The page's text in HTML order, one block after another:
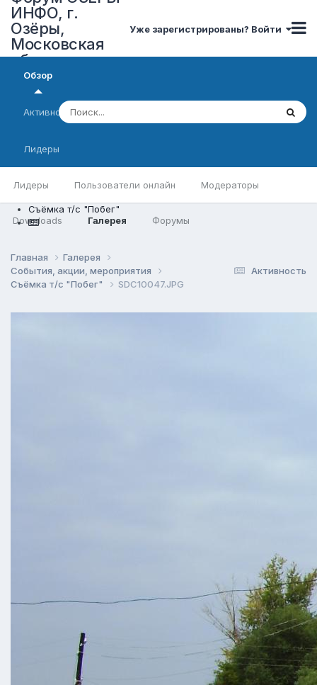
ИНФО, г.
Озёры,
Московская
область
Уже зарегистрированы? Войти
Обзор
Лидеры Пользователи онлайн Модераторы
Downloads Галерея Форумы
Активность
Лидеры
Съёмка т/с "Побег"
Активность
Главная
Галерея
События, акции, мероприятия
Съёмка т/с "Побег"
SDC10047.JPG